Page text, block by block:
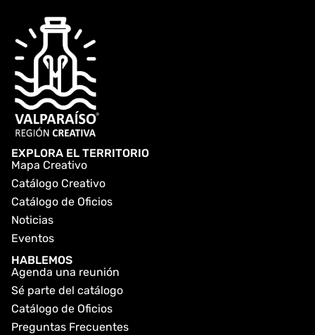
EXPLORA EL TERRITORIO
Mapa Creativo
Catálogo Creativo
Catálogo de Oficios
Noticias
Eventos
HABLEMOS
Agenda una reunión
Sé parte del catálogo
Catálogo de Oficios
Preguntas Frecuentes